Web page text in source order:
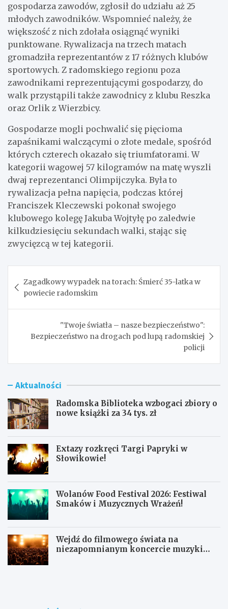
gospodarza zawodów, zgłosił do udziału aż 25
młodych zawodników. Wspomnieć należy, że
większość z nich zdołała osiągnąć wyniki
punktowane. Rywalizacja na trzech matach
gromadziła reprezentantów z 17 różnych klubów
sportowych. Z radomskiego regionu poza
zawodnikami reprezentującymi gospodarzy, do
walk przystąpili także zawodnicy z klubu Reszka
oraz Orlik z Wierzbicy.
Gospodarze mogli pochwalić się pięcioma
zapaśnikami walczącymi o złote medale, spośród
których czterech okazało się triumfatorami. W
kategorii wagowej 57 kilogramów na matę wyszli
dwaj reprezentanci Olimpijczyka. Była to
rywalizacja pełna napięcia, podczas której
Franciszek Kleczewski pokonał swojego
klubowego kolegę Jakuba Wojtyłę po zaledwie
kilkudziesięciu sekundach walki, stając się
zwycięzcą w tej kategorii.
wpisu
Zagadkowy wypadek na torach: Śmierć 35-latka w
powiecie radomskim
"Twoje światła – nasze bezpieczeństwo":
Bezpieczeństwo na drogach pod lupą radomskiej
policji
Aktualności
Radomska Biblioteka wzbogaci zbiory o
nowe książki za 34 tys. zł
Extazy rozkręci Targi Papryki w
Słowikowie!
Wolanów Food Festival 2026: Festiwal
Smaków i Muzycznych Wrażeń!
Wejdź do filmowego świata na
niezapomnianym koncercie muzyki
R
E